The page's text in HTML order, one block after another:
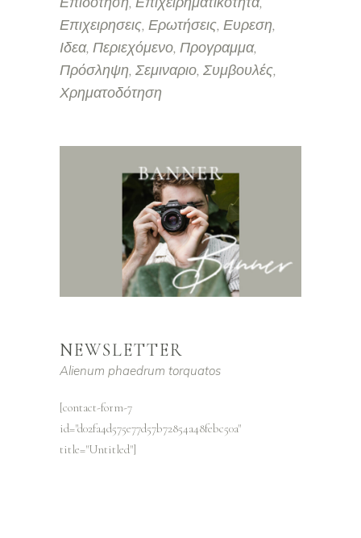
Επιχειρησεις Ερωτήσεις Ευρεση
Ιδεα Περιεχόμενο Προγραμμα
Πρόσληψη Σεμιναριο Συμβουλές
Χρηματοδότηση
NEWSLETTER
Alienum phaedrum torquatos
[contact-form-7
id="d02fa4d575e77d57b72854a48febc50a"
title="Untitled"]